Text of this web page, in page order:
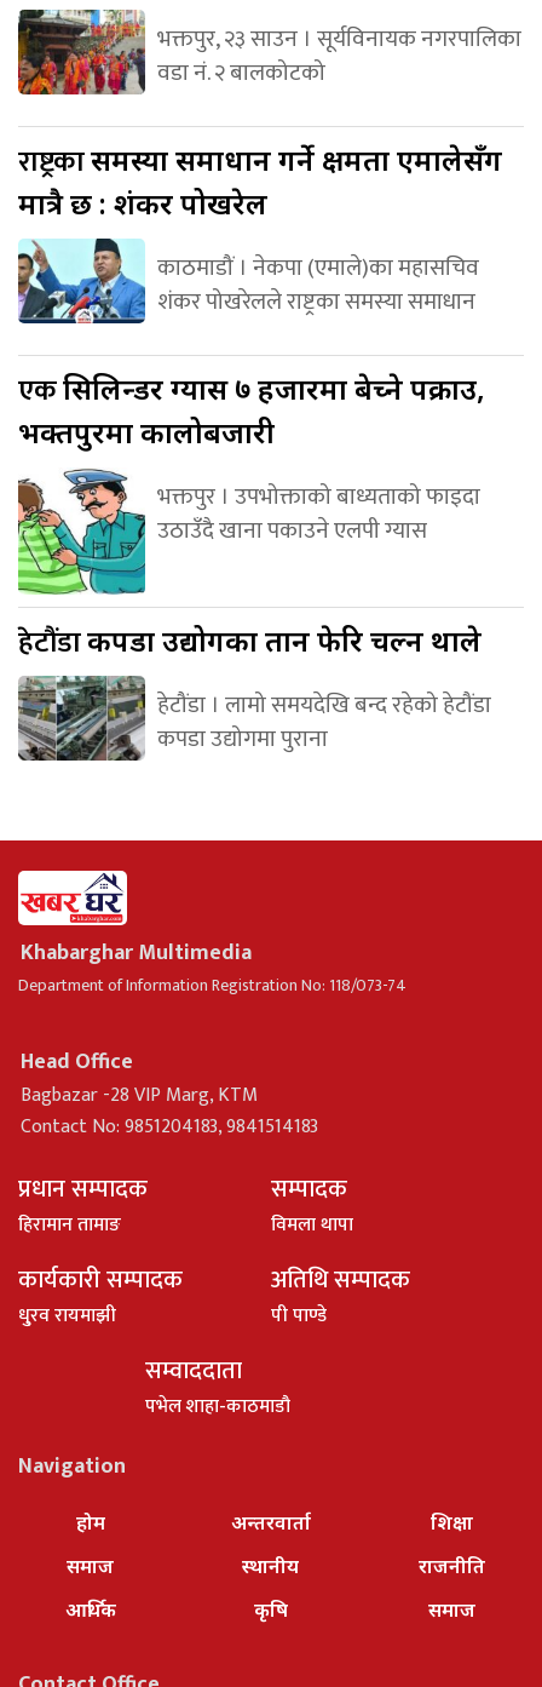
भक्तपुर, २३ साउन । सूर्यविनायक नगरपालिका
वडा नं. २ बालकोटको
राष्ट्रकासमस्या समाधान गर्ने क्षमता एमालेसँग
मात्रै छ : शंकर पोखरेल
काठमाडौं । नेकपा (एमाले)का महासचिव
शंकर पोखरेलले राष्ट्रका समस्या समाधान
एकसिलिन्डर ग्यास ७ हजारमा बेच्ने पक्राउ,
भक्तपुरमा कालोबजारी
भक्तपुर । उपभोक्ताको बाध्यताको फाइदा
उठाउँदै खाना पकाउने एलपी ग्यास
हेटौंडाकपडा उद्योगका तान फेरि चल्न थाले
हेटौंडा । लामो समयदेखि बन्द रहेको हेटौंडा
कपडा उद्योगमा पुराना
Khabarghar Multimedia
Department of Information Registration No: 118/073-74
Head Office
Bagbazar -28 VIP Marg, KTM
Contact No: 9851204183, 9841514183
प्रधान सम्पादक
हिरामान तामाङ
सम्पादक
विमला थापा
कार्यकारी सम्पादक
धु्रव रायमाझी
अतिथि सम्पादक
पी पाण्डे
सम्वाददाता
पभेल शाहा-काठमाडौ
Navigation
होम
समाज
आर्थिक
अन्तरवार्ता
स्थानीय
कृषि
शिक्षा
राजनीति
समाज